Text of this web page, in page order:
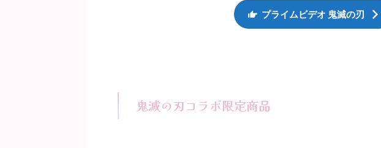
プライムビデオ 鬼滅の刃
鬼滅の刃コラボ限定商品